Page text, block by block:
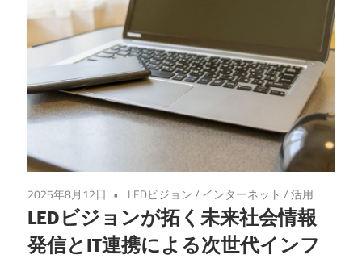
2025年8月12日 LEDビジョン/ インターネット /活用
LEDビジョンが拓く未来社会情報
発信とIT連携による次世代インフ